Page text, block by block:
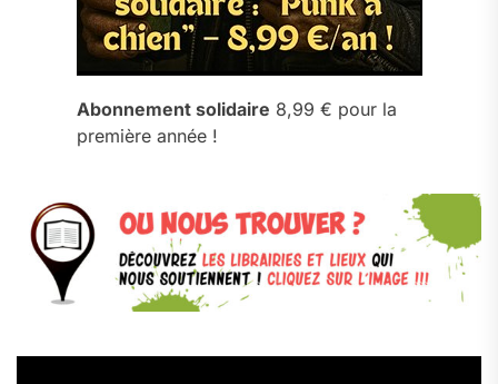
Abonnement solidaire 8,99 € pour la
première année !